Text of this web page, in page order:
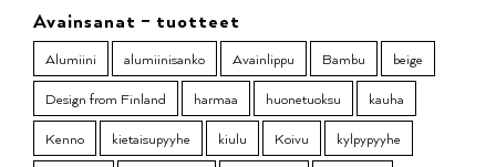
Avainsanat – tuotteet
Alumiini alumiinisanko Avainlippu Bambu
beige
Design from Finland
harmaa huonetuoksu
kauha
Kenno
kietaisupyyhe kiulu Koivu
kylpypyyhe